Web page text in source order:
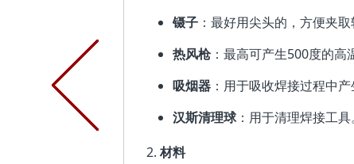
镊子：最好用尖头的，方便夹取
热风枪：最高可产生500度的高
吸烟器：用于吸收焊接过程中产
汉斯清理球：用于清理焊接工具。
材料